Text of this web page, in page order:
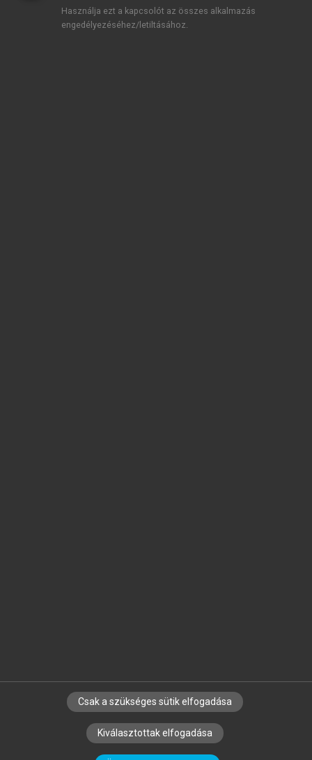
SZERZŐKNEK CÉGEKNEK KÖNYVTÁROSOKNAK
SZERKESZTÉSI ÉS LEKTORÁLÁSI ALAPELVEK
Használja ezt a kapcsolót az összes alkalmazás
engedélyezéséhez/letiltásához.
Csak a szükséges sütik elfogadása
Kiválasztottak elfogadása